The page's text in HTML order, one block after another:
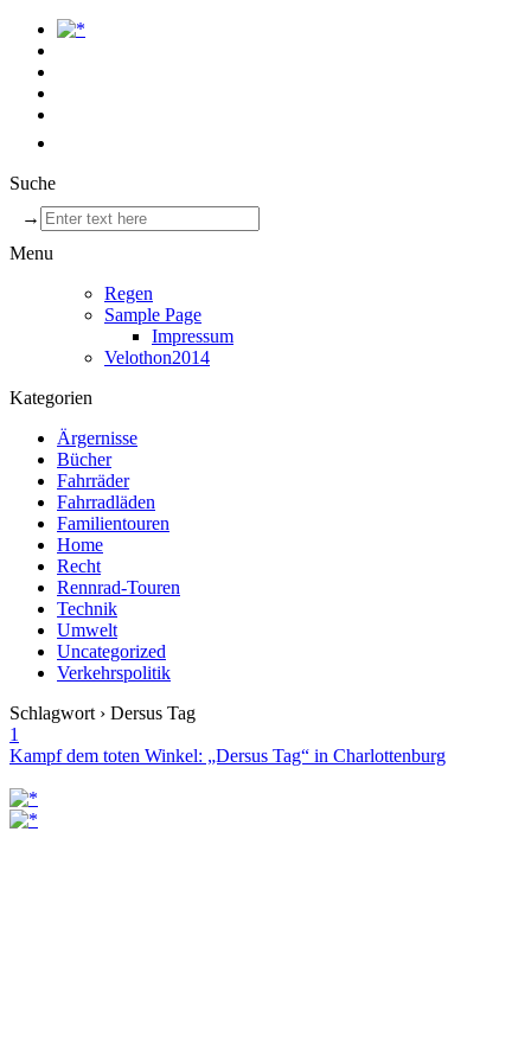
Suche
→
Menu
Regen
Sample Page
Impressum
Velothon2014
Kategorien
Ärgernisse
Bücher
Fahrräder
Fahrradläden
Familientouren
Home
Recht
Rennrad-Touren
Technik
Umwelt
Uncategorized
Verkehrspolitik
Schlagwort › Dersus Tag
1
Kampf dem toten Winkel: „Dersus Tag“ in Charlottenburg